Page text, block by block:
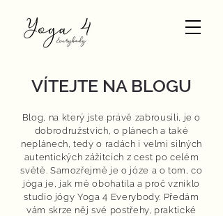
VÍTEJTE NA BLOGU
Blog, na který jste právě zabrousili, je o
dobrodružstvích, o plánech a také
neplánech, tedy o radách i velmi silných
autentických zážitcích z cest po celém
světě. Samozřejmě je o józe a o tom, co
jóga je, jak mě obohatila a proč vzniklo
studio jógy Yoga 4 Everybody. Předám
vám skrze něj své postřehy, praktické